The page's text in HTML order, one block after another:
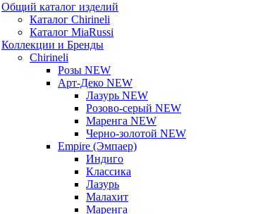
Общий каталог изделий
Каталог Chirineli
Каталог MiaRussi
Коллекции и Бренды
Chirineli
Розы NEW
Арт-Деко NEW
Лазурь NEW
Розово-серый NEW
Маренга NEW
Черно-золотой NEW
Empire (Эмпаер)
Индиго
Классика
Лазурь
Малахит
Маренга